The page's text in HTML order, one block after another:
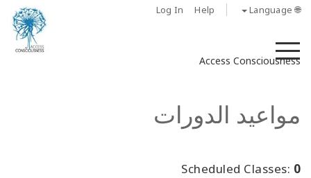
Log In Help 🌐 Language
Access Consciousness
مواعيد الدورات
Scheduled Classes: 0